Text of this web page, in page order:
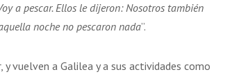
a pescar. Ellos le dijeron: Nosotros también
noche no pescaron nada”.
vuelven a Galilea y a sus actividades como